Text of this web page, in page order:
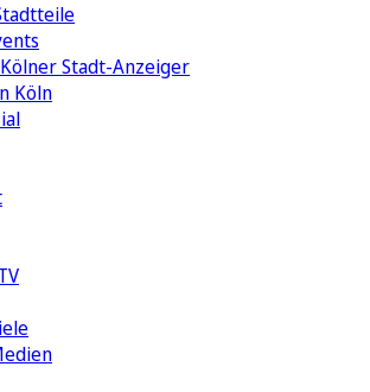
Stadt-Anzeiger
Köln